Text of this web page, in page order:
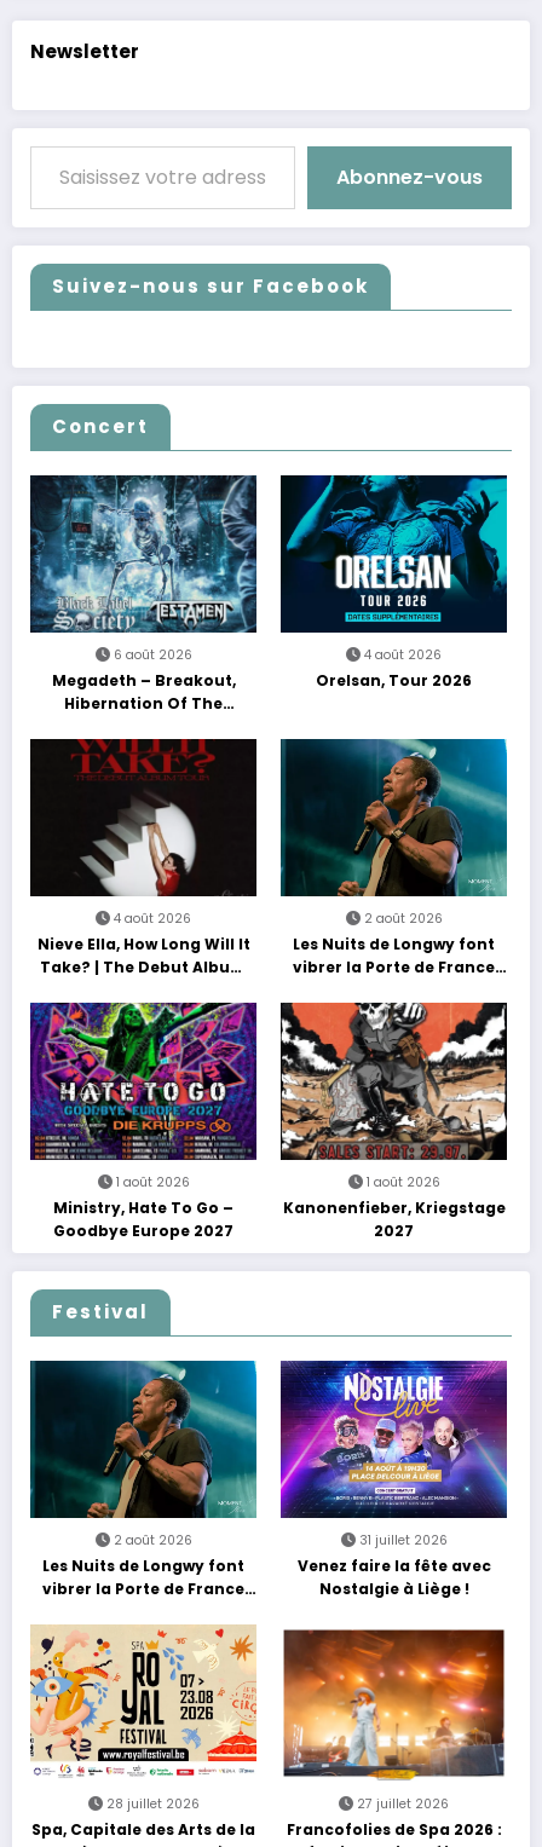
Newsletter
Saisissez votre adresse e-mail…
Abonnez-vous
Suivez-nous sur Facebook
Concert
6 août 2026
Megadeth – Breakout,
Hibernation Of The
4 août 2026
Orelsan, Tour 2026
4 août 2026
Nieve Ella, How Long Will It
Take? | The Debut Album
2 août 2026
Les Nuits de Longwy font
vibrer la Porte de France
découvertes et énergie
reggae
1 août 2026
Ministry, Hate To Go –
Goodbye Europe 2027
1 août 2026
Kanonenfieber, Kriegstage
2027
Festival
2 août 2026
Les Nuits de Longwy font
vibrer la Porte de France
découvertes et énergie
reggae
31 juillet 2026
Venez faire la fête avec
Nostalgie à Liège !
28 juillet 2026
Spa, Capitale des Arts de la
27 juillet 2026
Francofolies de Spa 2026 :